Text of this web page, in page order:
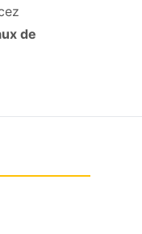
de